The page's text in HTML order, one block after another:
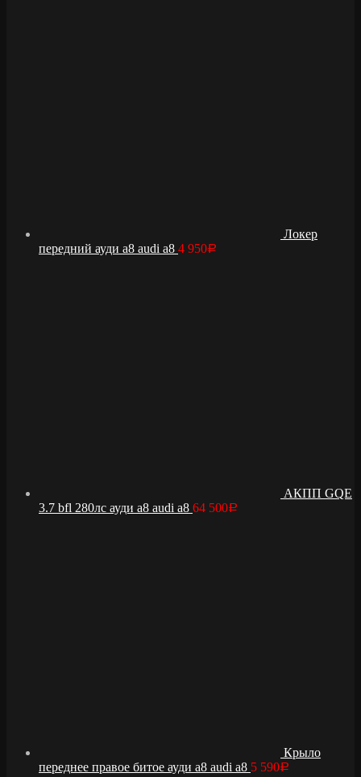
Локер
передний ауди а8 audi a8 4 950Р
АКПП GQE
3.7 bfl 280лс ауди а8 audi a8 64 500Р
Крыло
переднее правое битое ауди а8 audi a8 5 590Р